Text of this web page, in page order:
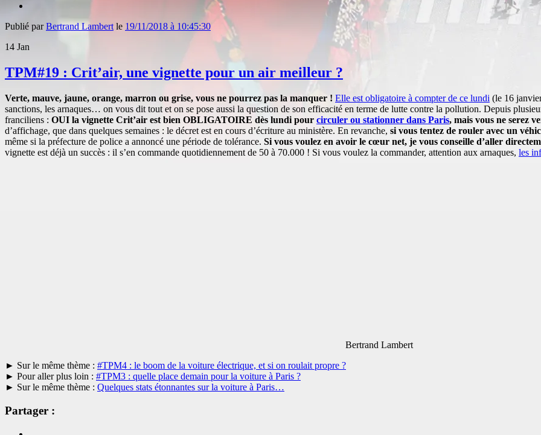
Publié parBertrand Lambert le 19/11/2018 à 10:45:30
14 Jan
TPM#19 : Crit’air, une vignette pour un air meilleur ?
Verte, mauve, jaune, orange, marron ou grise, vous ne pourrez pas la manquer ! Elle est obligatoire à compter de ce lundi (le 16
sanctions, les arnaques… on vous dit tout et on se pose aussi la question de son efficacité en terme de lutte contre la pollution. Depuis
franciliens : OUI la vignette Crit’air est bien OBLIGATOIRE dès lundi pour circuler ou stationner dans Paris, mais vous ne serez
d’affichage, que dans quelques semaines : le décret est en cours d’écriture au ministère. En revanche, si vous tentez de rouler avec un
même si la préfecture de police a annoncé une période de tolérance. Si vous voulez en avoir le cœur net, je vous conseille d’aller
vignette est déjà un succès : il s’en commande quotidiennement de 50 à 70.000 ! Si vous voulez la commander, attention aux arnaques, les
Bertrand Lambert
► Sur le même thème : #TPM4 : le boom de la voiture électrique, et si on roulait propre ?
► Pour aller plus loin : #TPM3 : quelle place demain pour la voiture à Paris ?
► Sur le même thème : Quelques stats étonnantes sur la voiture à Paris…
Partager :